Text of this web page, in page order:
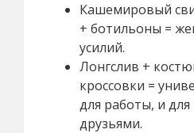
Кашемировый
+ ботильоны =
усилий.
Лонгслив +
кроссовки =
для работы, и для
друзьями.